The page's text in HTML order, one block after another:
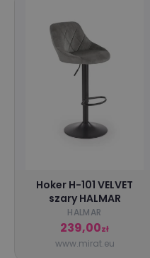
Hoker H-101 VELVET
szary HALMAR
HALMAR
239,00zł
www.mirat.eu